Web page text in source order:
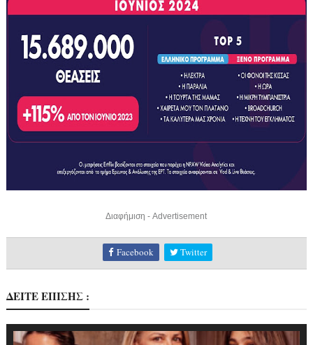
Διαφήμιση - Advertisement
Facebook Twitter
ΔΕΙΤΕ ΕΠΙΣΗΣ :